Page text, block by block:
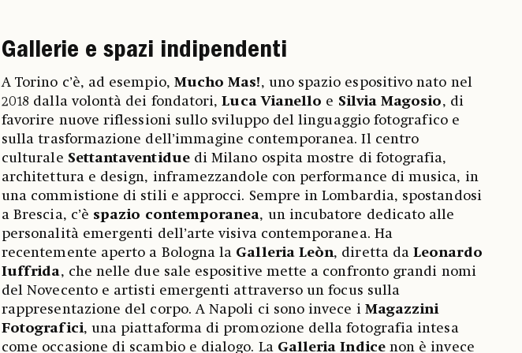
Gallerie e spazi indipendenti
A Torino c’è, ad esempio, Mucho Mas!, uno spazio espositivo nato nel
2018 dalla volontà dei fondatori,Luca Vianello e Silvia Magosio, di
favorire nuove riflessioni sullo sviluppo del linguaggio fotografico e
sulla trasformazione dell’immagine contemporanea. Il centro
culturale Settantaventiduedi Milano ospita mostre di fotografia,
architettura e design, inframezzandole con performance di musica, in
una commistione di stili e approcci. Sempre in Lombardia, spostandosi
a Brescia, c’è spazio contemporanea, un incubatore dedicato alle
personalità emergenti dell’arte visiva contemporanea. Ha
recentemente aperto a Bologna la Galleria Leòn, diretta daLeonardo
Iuffrida, che nelle due sale espositive mette a confronto grandi nomi
del Novecento e artisti emergenti attraverso un focus sulla
rappresentazione del corpo. A Napoli ci sono invece i Magazzini
Fotografici, una piattaforma di promozione della fotografia intesa
come occasione di scambio e dialogo. La Galleria Indicenon è invece